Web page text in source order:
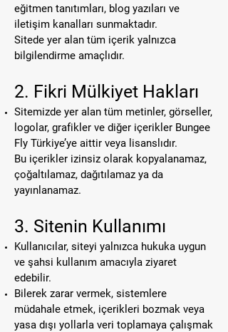
eğitmen tanıtımları, blog yazıları ve
iletişim kanalları sunmaktadır.
Sitede yer alan tüm içerik yalnızca
bilgilendirme amaçlıdır.
2. Fikri Mülkiyet Hakları
Sitemizde yer alan tüm metinler, görseller,
logolar, grafikler ve diğer içerikler Bungee
Fly Türkiye’ye aittir veya lisanslıdır.
Bu içerikler izinsiz olarak kopyalanamaz,
çoğaltılamaz, dağıtılamaz ya da
yayınlanamaz.
3. Sitenin Kullanımı
Kullanıcılar, siteyi yalnızca hukuka uygun
ve şahsi kullanım amacıyla ziyaret
edebilir.
Bilerek zarar vermek, sistemlere
müdahale etmek, içerikleri bozmak veya
yasa dışı yollarla veri toplamaya çalışmak